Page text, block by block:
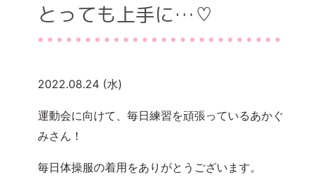
とっても上手に…♡
2022.08.24 (水)
運動会に向けて、毎日練習を頑張っているあかぐ
みさん！
毎日体操服の着用をありがとうございます。